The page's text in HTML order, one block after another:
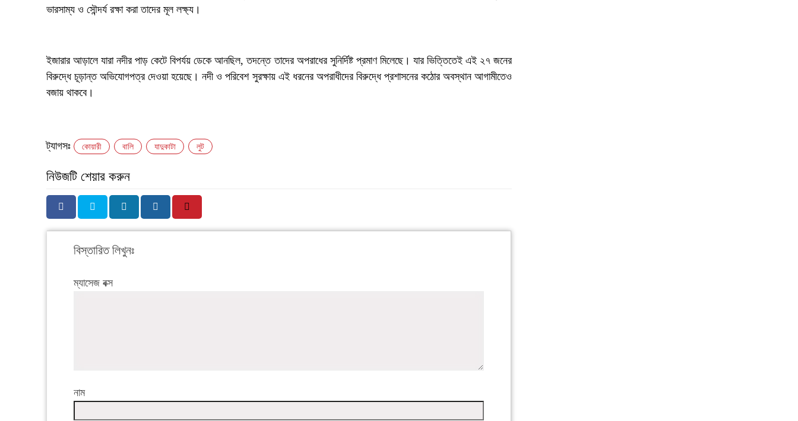
ভারসাম্য ও সৌন্দর্য রক্ষা করা তাদের মূল লক্ষ্য।
‎ইজারার আড়ালে যারা নদীর পাড় কেটে বিপর্যয় ডেকে আনছিল, তদন্তে তাদের অপরাধের সুনির্দিষ্ট প্রমাণ মিলেছে। যার ভিত্তিতেই এই ২৭ জনের
বিরুদ্ধে চূড়ান্ত অভিযোগপত্র দেওয়া হয়েছে। নদী ও পরিবেশ সুরক্ষায় এই ধরনের অপরাধীদের বিরুদ্ধে প্রশাসনের কঠোর অবস্থান আগামীতেও
বজায় থাকবে।
ট্যাগসঃ কোয়ারী বালি যাদুকাটা লুট
নিউজটি শেয়ার করুন
বিস্তারিত লিখুনঃ
ম্যাসেজ বক্স
নাম